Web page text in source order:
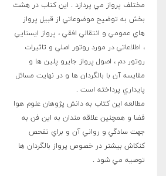
مختلف پرواز مي پردازد . اين كتاب در هشت
بخش به توضيح موضوعاتي از قبيل پرواز
هاي عمومي و انتقالي افقي ،‌ پرواز ايستايي
،‌ اطلاعاتي در مورد روتور اصلي و تاثيرات
روتور دم ، اصول پرواز جايرو پلين ها و
مقايسه آن با بالگردان ها و در نهايت مسائل
پايداري پرداخته است .
مطالعه اين كتاب به دانش پژوهان علوم هوا
فضا و همچنين علاقه مندان به اين فن به
جهت سادگي و رواني آن و براي تفحص
كنكاش بيشتر در خصوص پرواز بالگردان ها
توصيه مي شود .